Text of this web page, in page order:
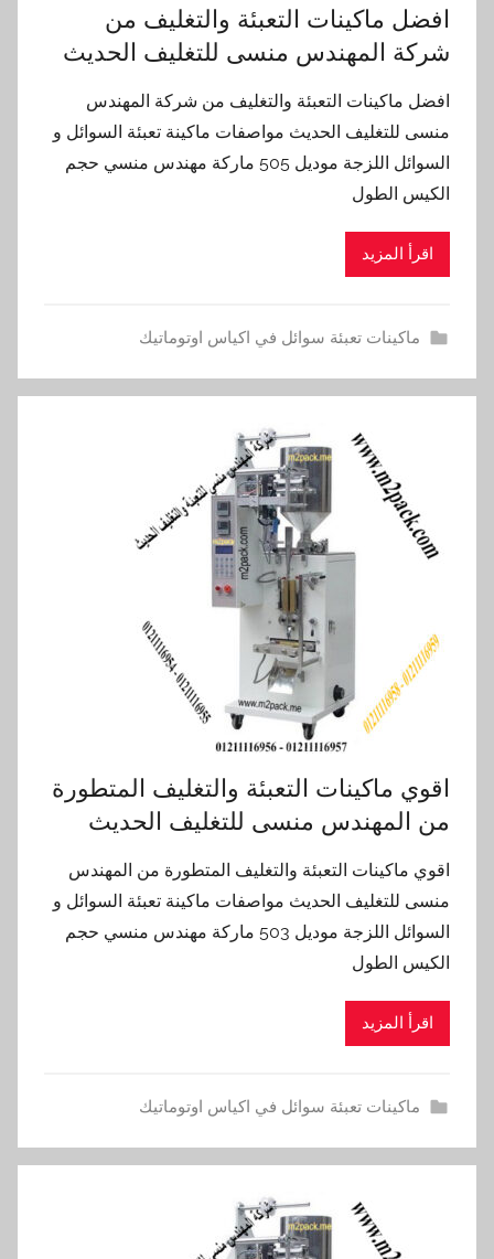
افضل ماكينات التعبئة والتغليف من
شركة المهندس منسى للتغليف الحديث
افضل ماكينات التعبئة والتغليف من شركة المهندس
منسى للتغليف الحديث مواصفات ماكينة تعبئة السوائل و
السوائل اللزجة موديل 505 ماركة مهندس منسي حجم
الكيس الطول
اقرأ المزيد
ماكينات تعبئة سوائل في اكياس اوتوماتيك
اقوي ماكينات التعبئة والتغليف المتطورة
من المهندس منسى للتغليف الحديث
اقوي ماكينات التعبئة والتغليف المتطورة من المهندس
منسى للتغليف الحديث مواصفات ماكينة تعبئة السوائل و
السوائل اللزجة موديل 503 ماركة مهندس منسي حجم
الكيس الطول
اقرأ المزيد
ماكينات تعبئة سوائل في اكياس اوتوماتيك